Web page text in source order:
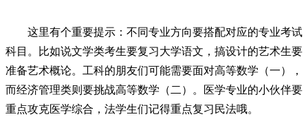
这里有个重要提示：不同专业方向要搭配对应的专业考试
科目。比如说文学类考生要复习大学语文，搞设计的艺术生要
准备艺术概论。工科的朋友们可能需要面对高等数学（一），
而经济管理类则要挑战高等数学（二）。医学专业的小伙伴要
重点攻克医学综合，法学生们记得重点复习民法哦。